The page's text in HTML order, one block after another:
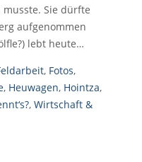
Sie dürfte
aufgenommen
lebt heute…
, Fotos,
, Heuwagen, Hointza,
, Wirtschaft &